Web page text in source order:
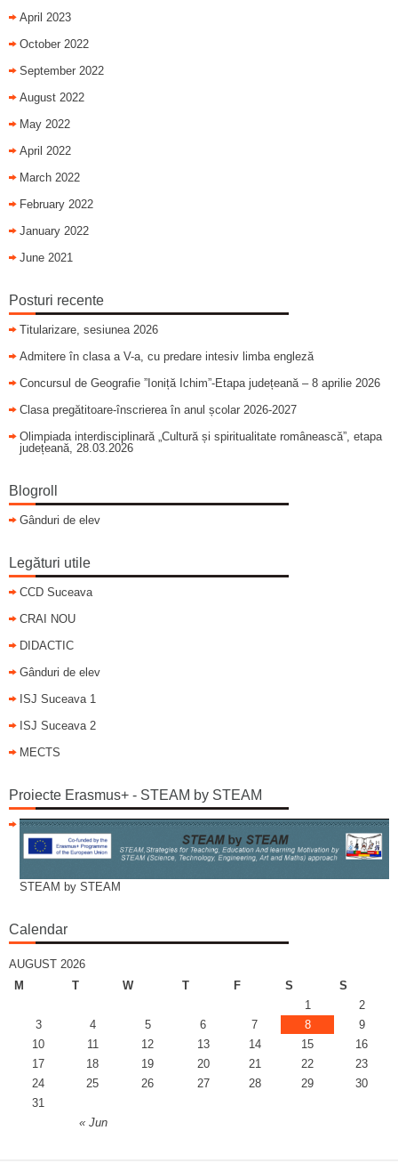
April 2023
October 2022
September 2022
August 2022
May 2022
April 2022
March 2022
February 2022
January 2022
June 2021
Posturi recente
Titularizare, sesiunea 2026
Admitere în clasa a V-a, cu predare intesiv limba engleză
Concursul de Geografie ”Ioniță Ichim”-Etapa județeană – 8 aprilie 2026
Clasa pregătitoare-înscrierea în anul școlar 2026-2027
Olimpiada interdisciplinară „Cultură și spiritualitate românească”, etapa
județeană, 28.03.2026
Blogroll
Gânduri de elev
Legături utile
CCD Suceava
CRAI NOU
DIDACTIC
Gânduri de elev
ISJ Suceava 1
ISJ Suceava 2
MECTS
Proiecte Erasmus+ - STEAM by STEAM
STEAM by STEAM
Calendar
AUGUST 2026
M
T W T F S S
« Jun
1
2
3
4 5 6 7 8
9
10
11 12 13 14 15
16
17
18 19 20 21 22
23
24
25 26 27 28 29
30
31